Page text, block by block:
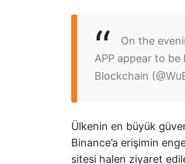
On the
APP appear to
Blockchain
Ülkenin en büyük
Binance’a erişimin
sitesi halen ziyaret